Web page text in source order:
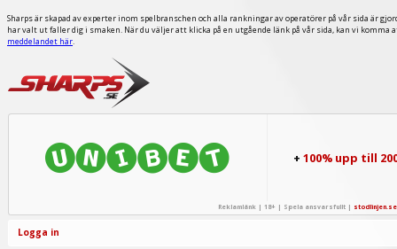
Sharps är skapad av experter inom spelbranschen och alla rankningar av operatörer på vår sida är
har valt ut faller dig i smaken. När du väljer att klicka på en utgående länk på vår sida, kan vi
meddelandet här.
+100% upp till
Reklamlänk | 18+ | Spela ansvarsfullt | stodlinjen.se
Logga in